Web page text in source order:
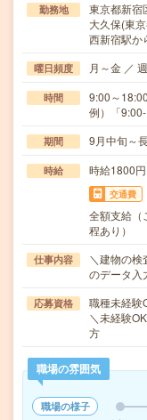
勤務地
東京都新宿
大久保(東
西新宿駅か
曜日頻度 月～金 ／
時間
9:00～
例）「
期間 9月中旬～
時給 時給1800
交通費
全額支給（
程あり）
仕事内容
＼建物の
のデータ
応募資格
職種未経験
＼未経験
方
職場の雰囲気
職場の様子